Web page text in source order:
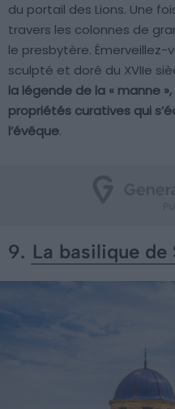
du portail des Lions. Une
travers les colonnes de
le presbytère.
sculpté et doré du XVIIe
la légende de la « manne
propriétés curatives qui
l’évêque.
9. La basilique de